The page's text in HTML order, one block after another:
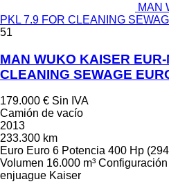
MAN
PKL 7.9 FOR CLEANING
51
MAN WUKO KAISER
CLEANING SEWAGE
179.000 € Sin IVA
Camión de vacío
2013
233.300 km
Euro Euro 6 Potencia 400 Hp
Volumen 16.000 m³
enjuague Kaiser